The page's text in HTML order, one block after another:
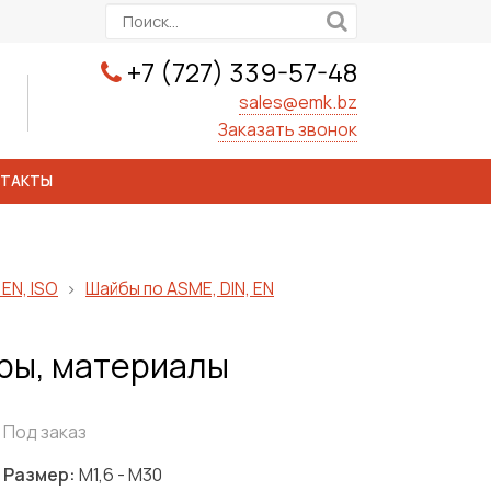
+7 (727) 339-57-48
sales@emk.bz
Заказать звонок
ISO Шайбы по ASME, DIN, EN
материалы
Под заказ
Размер: М1,6 - М30